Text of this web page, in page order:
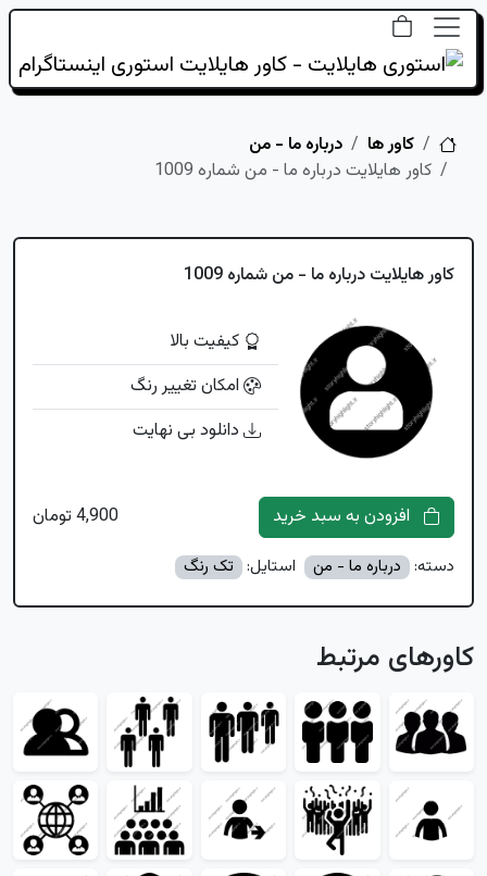
خانهکاور ها
درباره ما - من
کاور هایلایت درباره ما - من شماره 1009
کاور هایلایت درباره ما - من شماره 1009
کیفیت بالا
امکان تغییر رنگ
دانلود بی نهایت
4,900 تومان
دسته: درباره ما - من استایل: تک رنگ
کاورهای مرتبط